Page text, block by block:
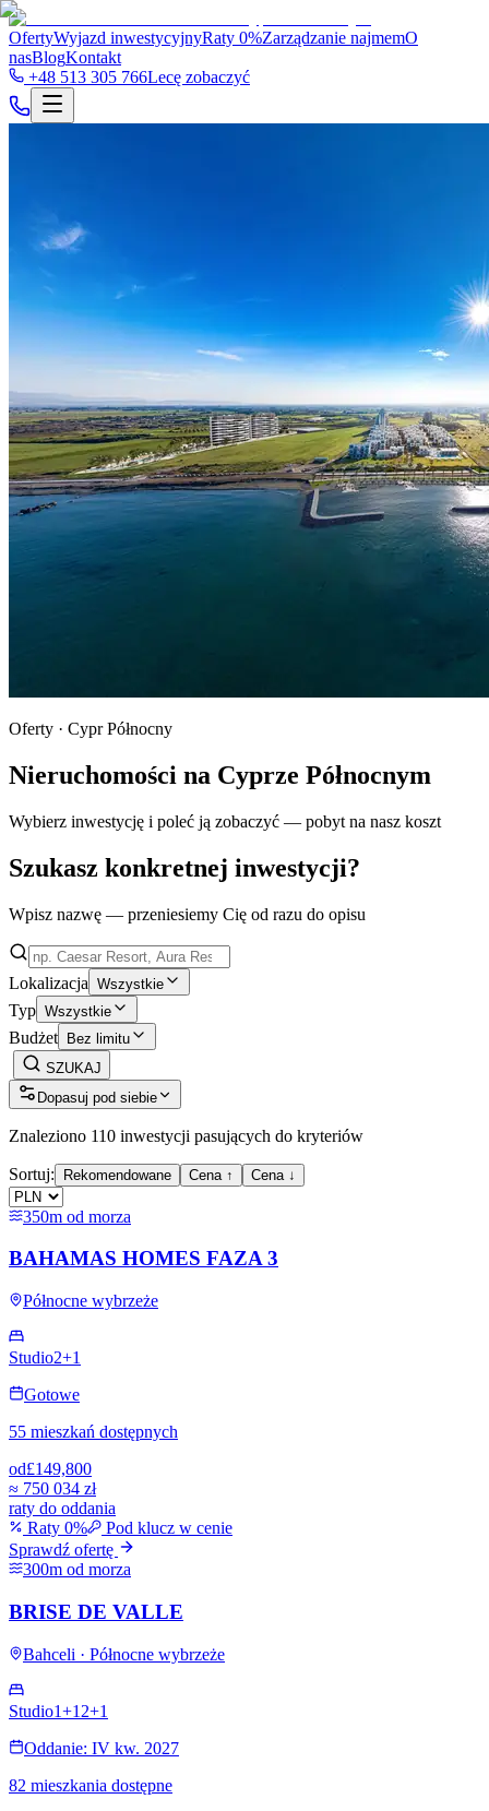
OfertyWyjazd inwestycyjnyRaty 0%Zarządzanie najmemO
nasBlogKontakt
+48 513 305 766Lecę zobaczyć
Oferty · Cypr Północny
Nieruchomości na Cyprze Północnym
Wybierz inwestycję i poleć ją zobaczyć — pobyt na nasz koszt
Szukasz konkretnej inwestycji?
Wpisz nazwę — przeniesiemy Cię od razu do opisu
Lokalizacja Wszystkie
Typ Wszystkie
Budżet Bez limitu
SZUKAJ
Dopasuj pod siebie
Znaleziono 110 inwestycji pasujących do kryteriów
Sortuj: Rekomendowane Cena ↑ Cena ↓
350m od morza
BAHAMAS HOMES FAZA 3
Północne wybrzeże
Studio2+1
Gotowe
55 mieszkań dostępnych
od£149,800
≈ 750 034 zł
raty do oddania
Raty 0%
Pod klucz w cenie
Sprawdź ofertę
300m od morza
BRISE DE VALLE
Bahceli · Północne wybrzeże
Studio1+1 2+1
Oddanie: IV kw. 2027
82 mieszkania dostępne